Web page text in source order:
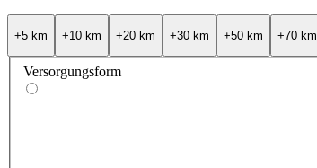
+5 km +10 km +20 km +30 km +50 km +70 km
Versorgungsform